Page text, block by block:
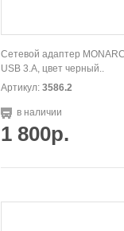
Сетевой адаптер
USB 3.А, цвет черный..
Артикул: 3586.2
в наличии
1 800р.